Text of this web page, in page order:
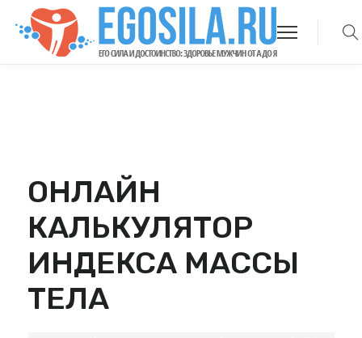
ОНЛАЙН
КАЛЬКУЛЯТОР
ИНДЕКСА МАССЫ
ТЕЛА